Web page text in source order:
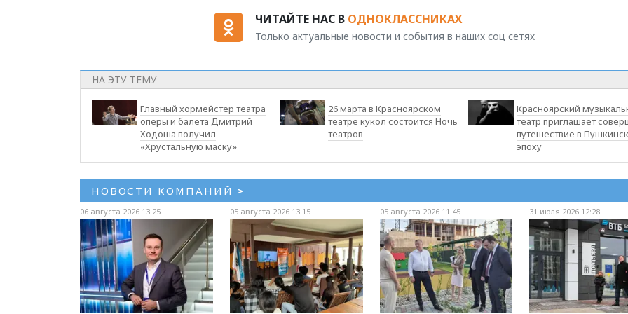
ЧИТАЙТЕ НАС В ОДНОКЛАССНИКАХ
Только актуальные новости и события в наших соц сетях
НА ЭТУ ТЕМУ
Главный хормейстер театра
оперы и балета Дмитрий
Ходоша получил
«Хрустальную маску»
26 марта в Красноярском
театре кукол состоится Ночь
театров
Красноярский
театр приглашает
путешествие в
эпоху
НОВОСТИ КОМПАНИЙ >
06 августа 2026 13:25 05 августа 2026 13:15 05 августа 2026 11:45 31 июля 2026 12:28